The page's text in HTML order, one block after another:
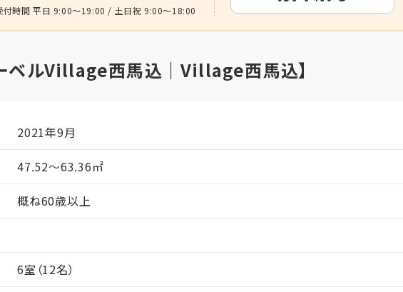
付時間 平日 9:00～19:00 / 土日祝 9:00～18:00
ベルVillage西馬込｜Village西馬込】
2021年9月
47.52～63.36㎡
概ね60歳以上
6室（12名）